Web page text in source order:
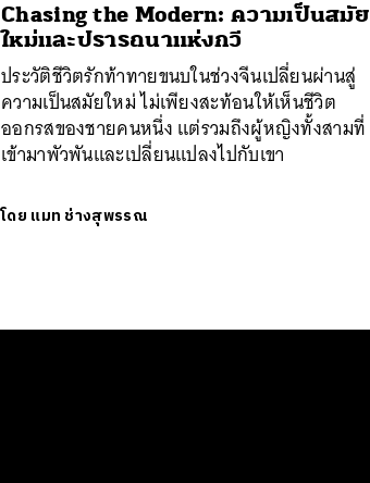
Chasing the Modern: ความเป็นสมัย
ใหม่และปรารถนาแห่งกวี
ประวัติชีวิตรักท้าทายขนบในช่วงจีนเปลี่ยนผ่านสู่
ความเป็นสมัยใหม่ ไม่เพียงสะท้อนให้เห็นชีวิต
ออกรสของชายคนหนึ่ง แต่รวมถึงผู้หญิงทั้งสามที่
เข้ามาพัวพันและเปลี่ยนแปลงไปกับเขา
โดย แมท ช่างสุพรรณ